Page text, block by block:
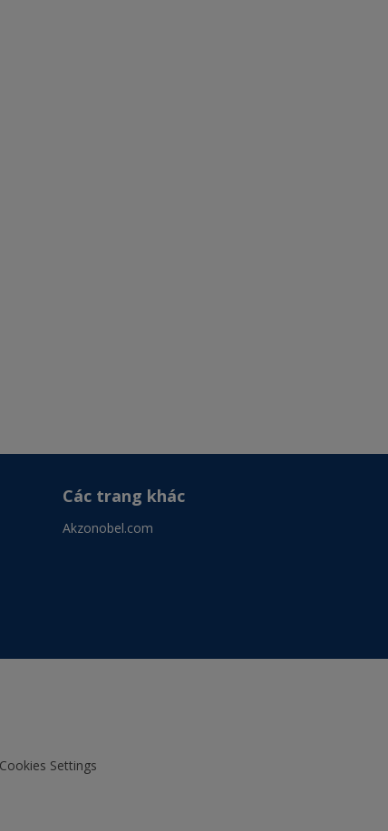
Các trang khác
Akzonobel.com
Cookies Settings